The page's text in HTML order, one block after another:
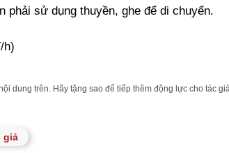
phải sử dụng thuyền, ghe để di chuyển.
h)
dung trên. Hãy tặng sao để tiếp thêm động lực cho tác
giả